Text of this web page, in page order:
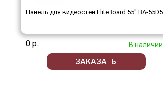
Панель для видеостен EliteBoard 55" BA-55D5
0 р. В наличии
ЗАКАЗАТЬ